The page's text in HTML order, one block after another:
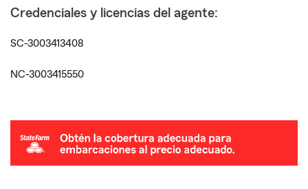
Credenciales y licencias del agente:
SC-3003413408
NC-3003415550